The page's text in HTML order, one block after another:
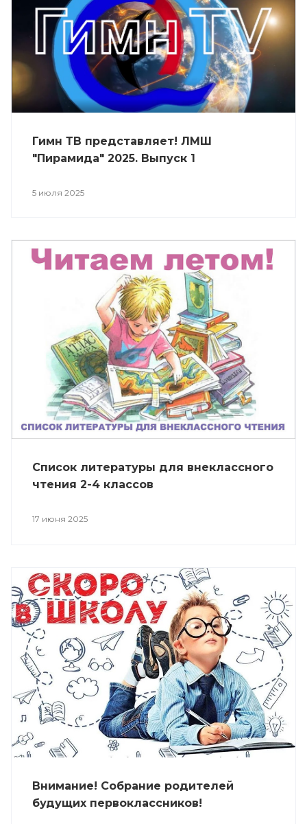
Гимн ТВ представляет! ЛМШ
"Пирамида" 2025. Выпуск 1
5 июля 2025
Список литературы для внеклассного
чтения 2-4 классов
17 июня 2025
Внимание! Собрание родителей
будущих первоклассников!